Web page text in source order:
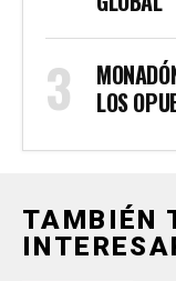
LOS
TAMBIÉN